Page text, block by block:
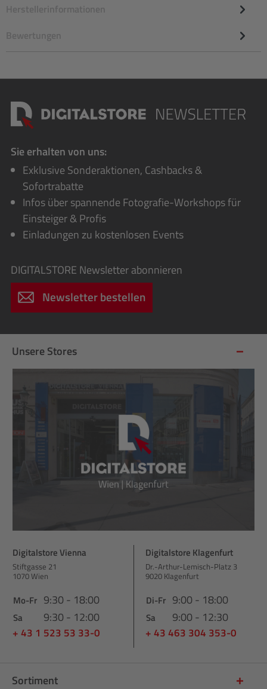
Herstellerinformationen
Bewertungen
Sie erhalten von uns:
Exklusive Sonderaktionen, Cashbacks &
Sofortrabatte
Infos über spannende Fotografie-Workshops für
Einsteiger & Profis
Einladungen zu kostenlosen Events
DIGITALSTORE Newsletter abonnieren
Newsletter bestellen
Unsere Stores
Digitalstore Vienna
Stiftgasse 21
1070 Wien
Mo-Fr 9:30 - 18:00
Sa 9:30 - 12:00
+ 43 1 523 53 33-0
Digitalstore Klagenfurt
Dr.-Arthur-Lemisch-Platz 3
9020 Klagenfurt
Di-Fr 9:00 - 18:00
Sa 9:00 - 12:30
+ 43 463 304 353-0
Sortiment